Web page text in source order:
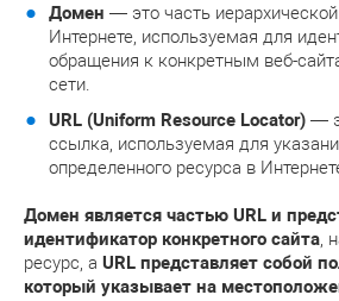
Домен — это часть
Интернете, используемая для
обращения к конкретным веб-
сети.
URL (Uniform Resource Locator) —
ссылка, используемая для
определенного ресурса в
Домен является частью URL и
идентификатор конкретного сайта,
ресурс, а URL представляет собой
который указывает на